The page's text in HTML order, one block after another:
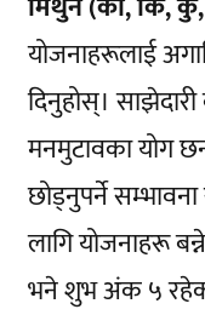
योजनाहरूलाई
दिनुहोस्।
मनमुटावका योग
छोड्नुपर्ने
लागि योजनाहरू
भने शुभ अंक ५